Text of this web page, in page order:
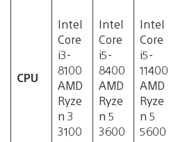
CPU
Intel
Core
i3-
8100
AMD
Ryze
n 3
3100
Intel
Core
i5-
8400
AMD
Ryze
n 5
3600
Intel
Core
i5-
11400
AMD
Ryze
n 5
5600